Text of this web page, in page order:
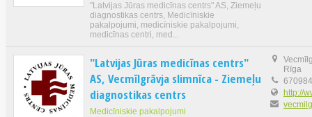
"Latvijas Jūras medicīnas centrs" AS, Ziemeļu
diagnostikas centrs, Medicīniskie
pakalpojumi, medicīniskie pakalpojumi,
medicīnas centri, med...
"Latvijas Jūras medicīnas centrs"
AS, Vecmīlgrāvja slimnīca - Ziemeļu
diagnostikas centrs
Medicīniskie pakalpojumi
Rīga
http://